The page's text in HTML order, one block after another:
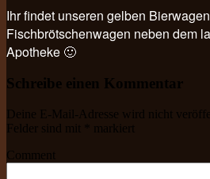
Ihr findet unseren gelben
Fischbrötschenwagen neben dem
Apotheke 🙂
Schreibe einen Kommentar
Deine E-Mail-Adresse wird nicht
Felder sind mit
markiert
Comment